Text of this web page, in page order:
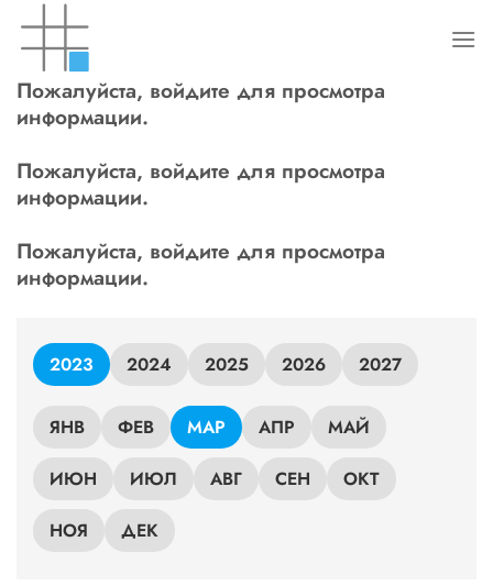
content
Пожалуйста, войдите для просмотра
информации.
Пожалуйста, войдите для просмотра
информации.
Пожалуйста, войдите для просмотра
информации.
2023 2024 2025 2026 2027
ЯНВ ФЕВ МАР АПР МАЙ
ИЮН ИЮЛ АВГ СЕН ОКТ
НОЯ ДЕК